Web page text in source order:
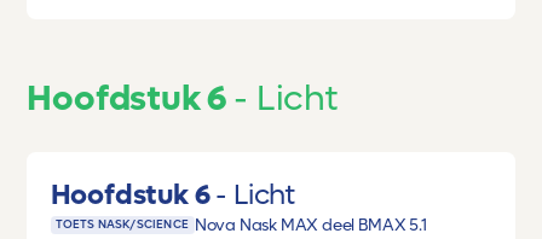
Hoofdstuk 6 Licht
Hoofdstuk 6 Licht
TOETS NASK/SCIENCE Nova Nask MAX deel BMAX 5.1